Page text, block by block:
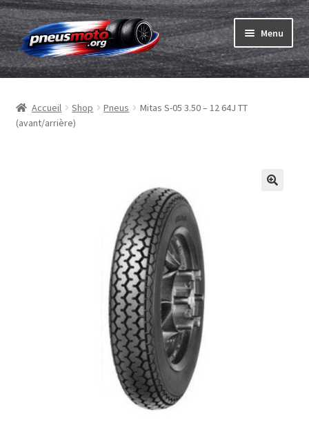
Aller
à
la
navigation
Aller
au
contenu
Menu
Pneus
Ouvrir
Chambres & fonds
menu
Accueil Shop Pneus
Mitas S-05 3.50 – 12 64J TT
(avant/arrière)